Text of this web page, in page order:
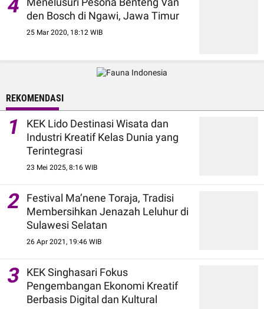
4
den Bosch di Ngawi, Jawa Timur
25 Mar 2020, 18:12 WIB
REKOMENDASI
1
KEK Lido Destinasi Wisata dan
Industri Kreatif Kelas Dunia yang
Terintegrasi
23 Mei 2025, 8:16 WIB
2
Festival Ma’nene Toraja, Tradisi
Membersihkan Jenazah Leluhur di
Sulawesi Selatan
26 Apr 2021, 19:46 WIB
3
KEK Singhasari Fokus
Pengembangan Ekonomi Kreatif
Berbasis Digital dan Kultural